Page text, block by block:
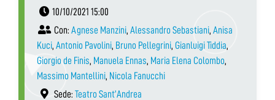
10/10/2021 15:00
Con: Agnese Manzini, Alessandro Sebastiani, Anisa
Kuci, Antonio Pavolini, Bruno Pellegrini, Gianluigi Tiddia,
Giorgio de Finis, Manuela Ennas, Maria Elena Colombo,
Massimo Mantellini, Nicola Fanucchi
Sede: Teatro Sant’Andrea